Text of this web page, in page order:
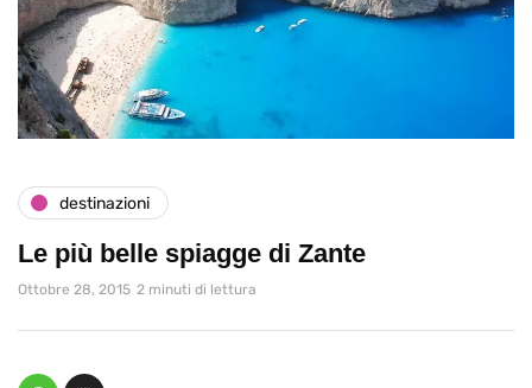
destinazioni
Le più belle spiagge di Zante
Ottobre 28, 2015 2 minuti di lettura